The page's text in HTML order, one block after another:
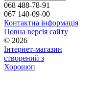
068 488-78-91
067 140-09-00
Контактна інформація
Повна версія сайту
© 2026
Інтернет-магазин
створений з
Хорошоп